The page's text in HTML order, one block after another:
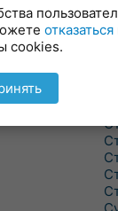
отказаться
cookies.